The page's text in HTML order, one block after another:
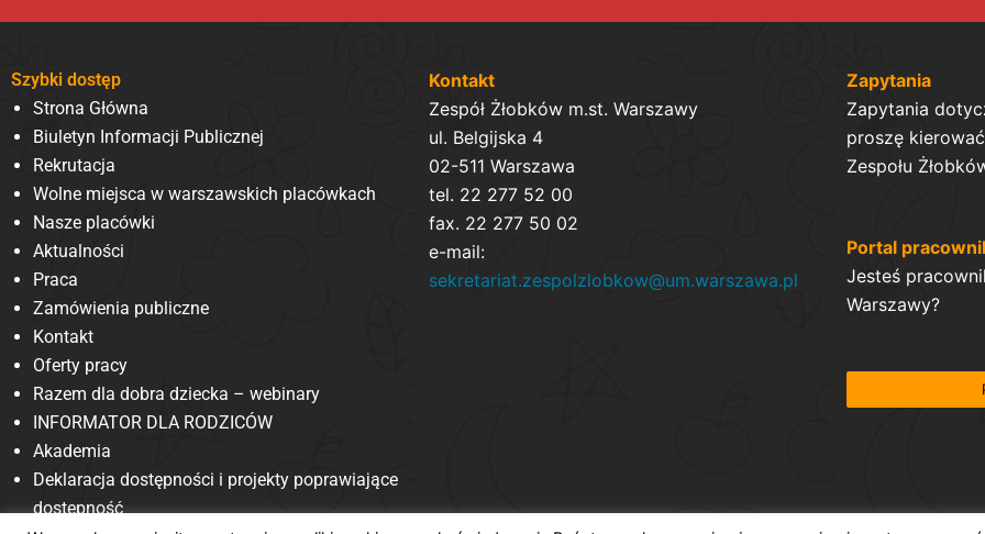
Szybki dostęp
Strona Główna
Biuletyn Informacji Publicznej
Rekrutacja
Wolne miejsca w warszawskich placówkach
Nasze placówki
Aktualności
Praca
Zamówienia publiczne
Kontakt
Oferty pracy
Razem dla dobra dziecka – webinary
INFORMATOR DLA RODZICÓW
Akademia
Deklaracja dostępności i projekty poprawiające
dostępność
Kontakt
Zespół Żłobków m.st. Warszawy
ul. Belgijska 4
02-511 Warszawa
tel. 22 277 52 00
fax. 22 277 50 02
e-mail:
sekretariat.zespolzlobkow@um.warszawa.pl
Zapytania
Zapytania
proszę
Zespołu
Portal
Jesteś
Warszawy?